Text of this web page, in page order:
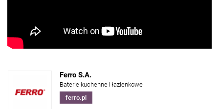
Ferro S.A.
Baterie kuchenne i łazienkowe
ferro.pl